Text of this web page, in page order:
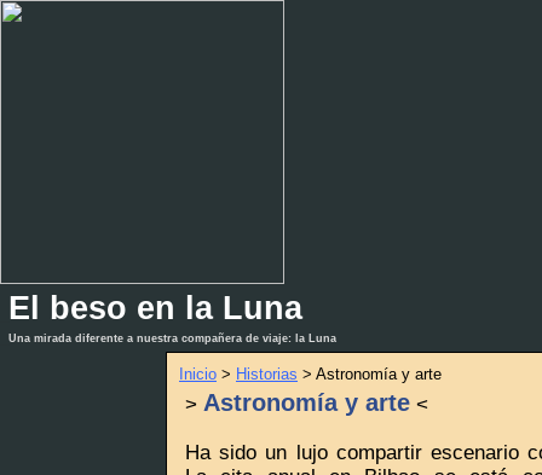
El beso en la Luna
Una mirada diferente a nuestra compañera de viaje: la Luna
Inicio > Historias > Astronomía y arte
> Astronomía y arte <
Ha sido un lujo compartir escenario